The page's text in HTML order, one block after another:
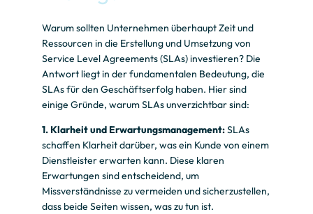
Warum sollten Unternehmen überhaupt Zeit und
Ressourcen in die Erstellung und Umsetzung von
Service Level Agreements (SLAs) investieren? Die
Antwort liegt in der fundamentalen Bedeutung, die
SLAs für den Geschäftserfolg haben. Hier sind
einige Gründe, warum SLAs unverzichtbar sind:
1. Klarheit und Erwartungsmanagement:SLAs
schaffen Klarheit darüber, was ein Kunde von einem
Dienstleister erwarten kann. Diese klaren
Erwartungen sind entscheidend, um
Missverständnisse zu vermeiden und sicherzustellen,
dass beide Seiten wissen, was zu tun ist.